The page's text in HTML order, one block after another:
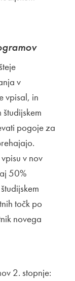
v
vpisal, in
pogoje za
v nov
50%
točk po
novega
2. stopnje: